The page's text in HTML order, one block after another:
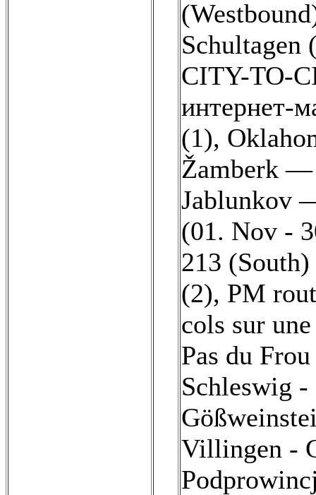
Schultagen
CITY-TO-
интернет-
(1),
Žamberk
Jablunkov
(01. Nov -
213
(2), PM
cols sur
Pas du
Schleswig
Villingen -